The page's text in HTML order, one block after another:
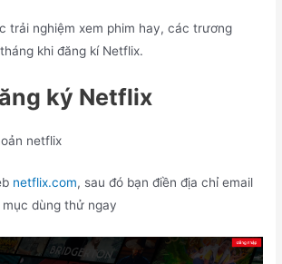
trải nghiệm xem phim hay, các trương
khi đăng kí Netflix.
ký Netflix
netflix
netflix.com, sau đó bạn điền địa chỉ email
dùng thử ngay